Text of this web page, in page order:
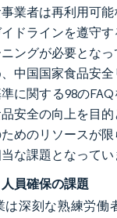
業者は再利用可
ドラインを遵守
ングが必要とな
中国国家食品安
に関する98のFAQ
安全の向上を目
めのリソースが
な課題となってい
員確保の課題
は深刻な熟練労働